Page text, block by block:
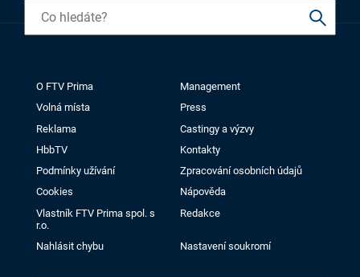
O FTV Prima
Management
Volná místa
Press
Reklama
Castingy a výzvy
HbbTV
Kontakty
Podmínky užívání
Zpracování osobních údajů
Cookies
Nápověda
Vlastník FTV Prima spol. s
r.o.
Redakce
Nahlásit chybu Nastavení soukromí